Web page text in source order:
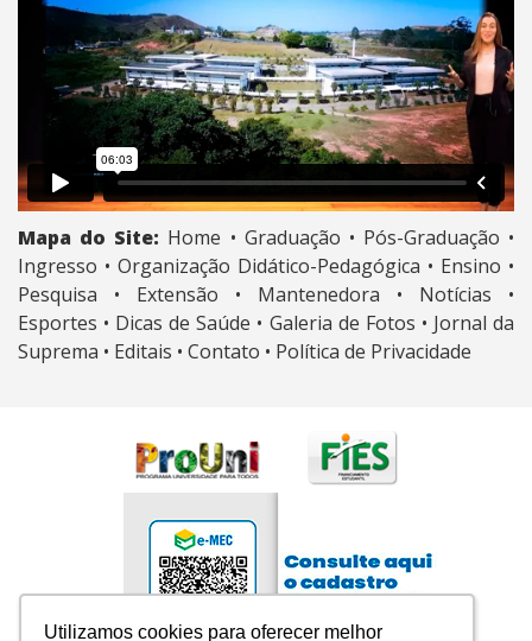
Utilizamos cookies para oferecer melhor
Utilizamos cookies para oferecer melhor
Mapa do Site: Home • Graduação • Pós-Graduação •
Ingresso • Organização Didático-Pedagógica • Ensino •
Pesquisa •
Extensão • Mantenedora •
Notícias •
Esportes • Dicas de Saúde • Galeria de Fotos • Jornal da
Suprema • Editais • Contato • Política de Privacidade